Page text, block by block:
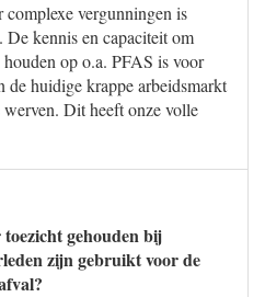
vergunningen is
De kennis en capaciteit om
op o.a. PFAS is voor
de huidige krappe arbeidsmarkt
Dit heeft onze volle
gehouden bij
zijn gebruikt voor de